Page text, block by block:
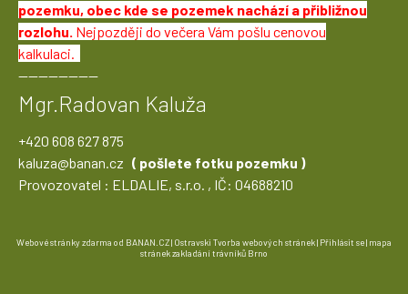
pozemku, obec kde se pozemek nachází a přibližnou
rozlohu. Nejpozději do večera Vám pošlu cenovou
kalkulaci.
----------------
Mgr.Radovan Kaluža
+420 608 627 875
kaluza@banan.cz ( pošlete fotku pozemku )
Provozovatel : ELDALIE, s.r.o. , IČ: 04688210
Webové stránky zdarma od BANAN.CZ| Ostravski Tvorba webových stránek| Přihlásit se| mapa
stránekzakladání trávníků Brno